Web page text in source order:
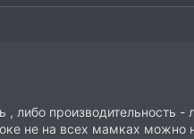
, либо производительность -
не на всех мамках можно